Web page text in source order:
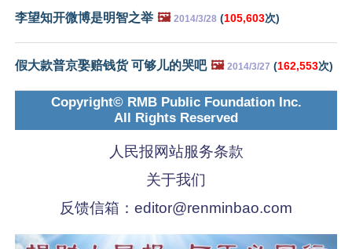
李望知开微博是明智之举 🖼️ 2014/3/28 (105,603次)
假大款普京娶赔钱货 可够儿的哭吧 🖼️ 2014/3/27 (162,553次)
Copyright© RMB Public Foundation Inc.
All Rights Reserved
人民报网站服务条款
关于我们
反馈信箱： editor@renminbao.com